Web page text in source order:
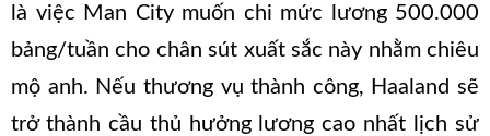
là việc Man City muốn chi mức lương 500.000
bảng/tuần cho chân sút xuất sắc này nhằm chiêu
mộ anh. Nếu thương vụ thành công, Haaland sẽ
trở thành cầu thủ hưởng lương cao nhất lịch sử